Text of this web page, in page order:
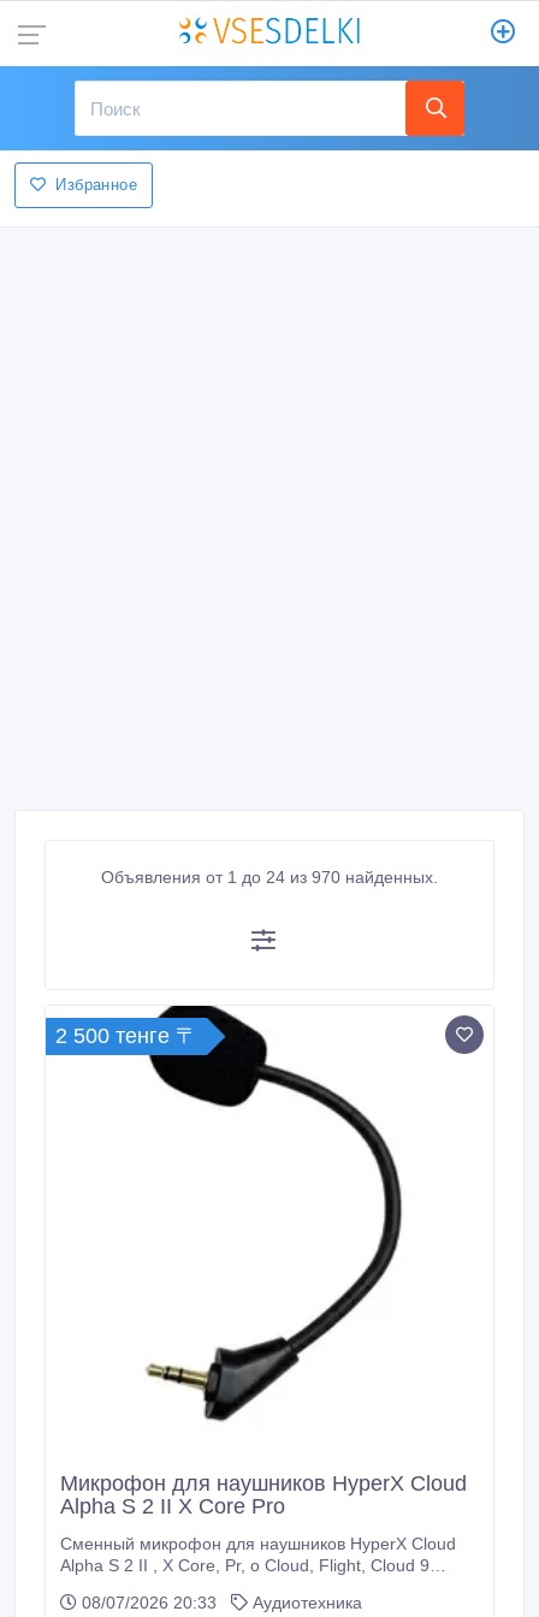
Избранное
Объявления от 1 до 24 из 970 найденных.
2 500 тенге 〒
Микрофон для наушников HyperX Cloud
Alpha S 2 II X Core Pro
Сменный микрофон для наушников HyperX Cloud
Alpha S 2 II , X Core, Pr, o Cloud, Flight, Cloud 9
наушников X-Pro Сайт наушники.kz Наш адрес г.
08/07/2026 20:33
Аудиотехника